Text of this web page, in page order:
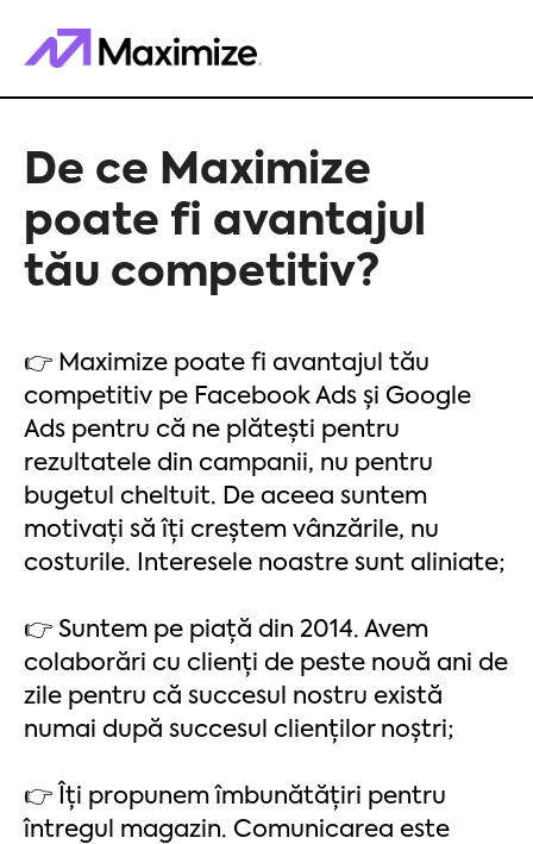
De ce Maximize
poate fi avantajul
tău competitiv?
👉 Maximize poate fi avantajul tău
competitiv pe Facebook Ads și Google
Ads pentru că ne plătești pentru
rezultatele din campanii, nu pentru
bugetul cheltuit. De aceea suntem
motivați să îți creștem vânzările, nu
costurile. Interesele noastre sunt aliniate;
👉 Suntem pe piață din 2014. Avem
colaborări cu clienți de peste nouă ani de
zile pentru că succesul nostru există
numai după succesul clienților noștri;
👉 Îți propunem îmbunătățiri pentru
întregul magazin. Comunicarea este